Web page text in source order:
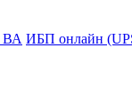
ВА ИБП онлайн